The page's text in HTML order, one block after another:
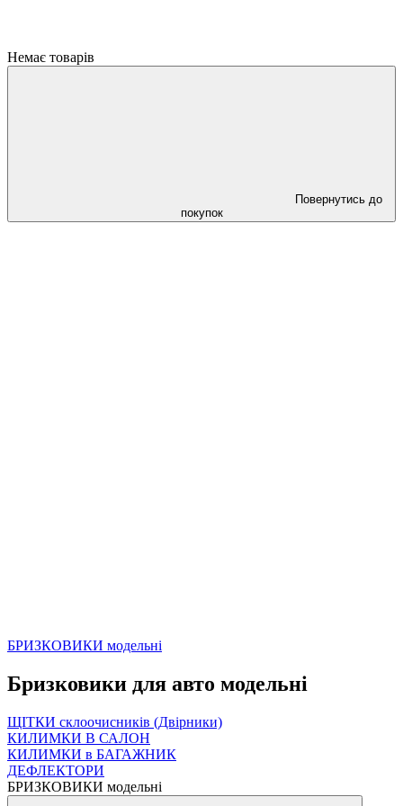
Немає товарів
Повернутись до
покупок
БРИЗКОВИКИ модельні
Бризковики для авто модельні
ЩІТКИ склоочисників (Двірники)
КИЛИМКИ В САЛОН
КИЛИМКИ в БАГАЖНИК
ДЕФЛЕКТОРИ
БРИЗКОВИКИ модельні